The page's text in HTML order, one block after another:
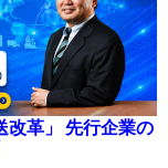
改革」 先行企業の